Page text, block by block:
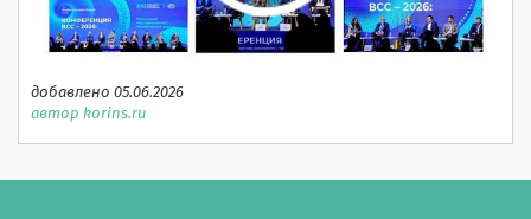
добавлено 05.06.2026
автор korins.ru